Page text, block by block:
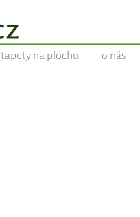
tapety na plochu o nás